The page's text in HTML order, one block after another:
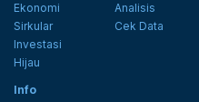
Ekonomi
Sirkular
Investasi
Hijau
Analisis
Cek Data
Info